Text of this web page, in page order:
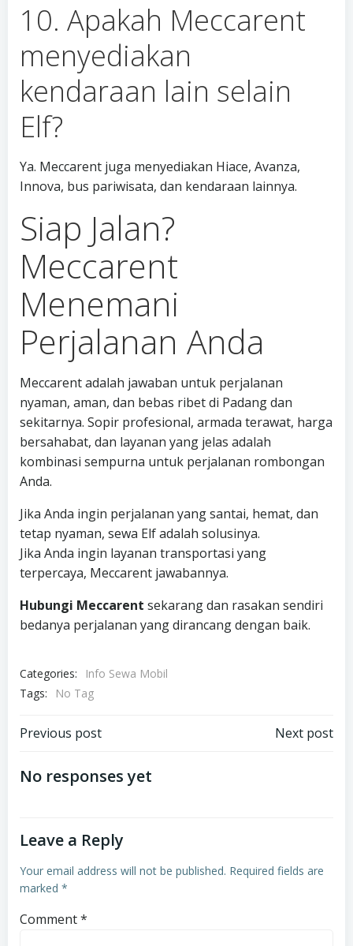
10. Apakah Meccarent
menyediakan
kendaraan lain selain
Elf?
Ya. Meccarent juga menyediakan Hiace, Avanza,
Innova, bus pariwisata, dan kendaraan lainnya.
Siap Jalan?
Meccarent
Menemani
Perjalanan Anda
Meccarent adalah jawaban untuk perjalanan
nyaman, aman, dan bebas ribet di Padang dan
sekitarnya. Sopir profesional, armada terawat, harga
bersahabat, dan layanan yang jelas adalah
kombinasi sempurna untuk perjalanan rombongan
Anda.
Jika Anda ingin perjalanan yang santai, hemat, dan
tetap nyaman, sewa Elf adalah solusinya.
Jika Anda ingin layanan transportasi yang
terpercaya, Meccarent jawabannya.
Hubungi Meccarent sekarang dan rasakan sendiri
bedanya perjalanan yang dirancang dengan baik.
Categories:
Info Sewa Mobil
Tags:
No Tag
Post
navigation
Previous post Next post
No responses yet
Leave a Reply
Your email address will not be published. Required fields are
marked *
Comment*